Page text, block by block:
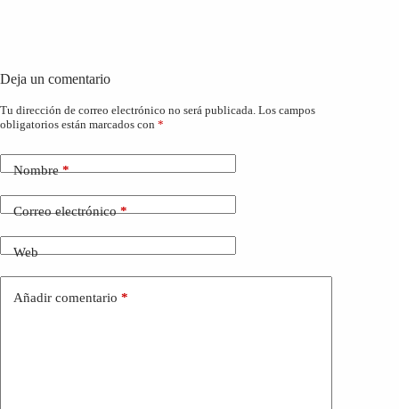
Deja un comentario
Tu dirección de correo electrónico no será publicada. Los campos
obligatorios están marcados con *
Nombre*
Correo electrónico*
Web
Añadir comentario *